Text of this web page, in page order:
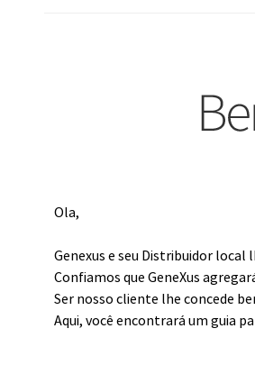
Ola,
Genexus e seu Distribuidor local
Confiamos que GeneXus
Ser nosso cliente lhe concede
Aqui, você encontrará um guia